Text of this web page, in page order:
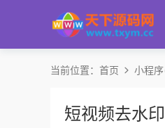
当前位置： 首页 小程
短视频去水